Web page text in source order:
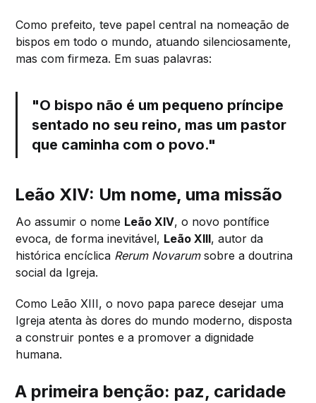
Como prefeito, teve papel central na nomeação de
bispos em todo o mundo, atuando silenciosamente,
mas com firmeza. Em suas palavras:
"O bispo não é um pequeno príncipe
sentado no seu reino, mas um pastor
que caminha com o povo."
Leão XIV: Um nome, uma missão
Ao assumir o nome Leão XIV, o novo pontífice
evoca, de forma inevitável, Leão XIII, autor da
histórica encíclica Rerum Novarumsobre a doutrina
social da Igreja.
Como Leão XIII, o novo papa parece desejar uma
Igreja atenta às dores do mundo moderno, disposta
a construir pontes e a promover a dignidade
humana.
A primeira benção: paz, caridade